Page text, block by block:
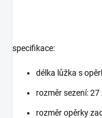
specifikace:
délka lůžka s
rozměr sezení: 27
rozměr opěrky